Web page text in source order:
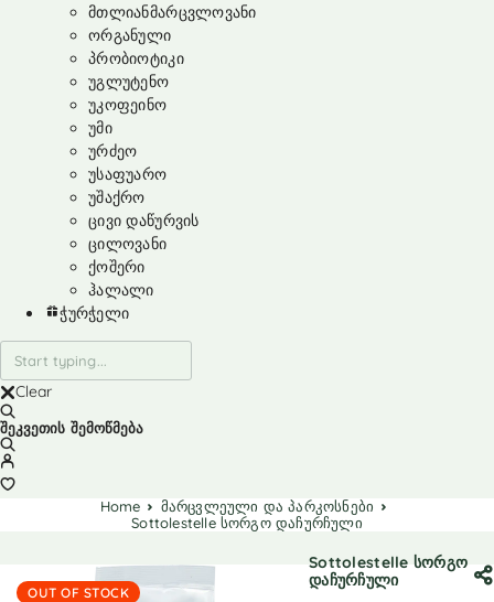
მთლიანმარცვლოვანი
ორგანული
პრობიოტიკი
უგლუტენო
უკოფეინო
უმი
ურძეო
უსაფუარო
უშაქრო
ცივი დაწურვის
ცილოვანი
ქოშერი
ჰალალი
ჭურჭელი
Clear
შეკვეთის შემოწმება
Home
მარცვლეული და პარკოსნები
Sottolestelle სორგო დაჩურჩული
OUT OF STOCK
Sottolestelle სორგო
დაჩურჩული